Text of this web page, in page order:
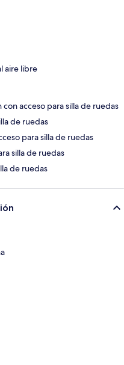
aire libre
acceso para silla de ruedas
de ruedas
para silla de ruedas
silla de ruedas
de ruedas